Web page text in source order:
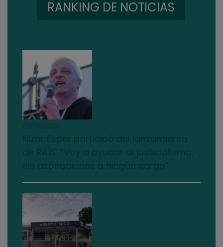
RANKING DE NOTICIAS
03/08/2026